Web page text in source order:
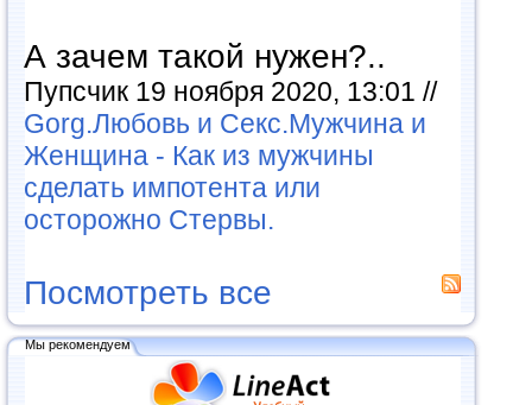
А зачем такой нужен?..
Пупсчик 19 ноября 2020, 13:01 //
Gorg.Любовь и Секс.Мужчина и
Женщина - Как из мужчины
сделать импотента или
осторожно Стервы.
Посмотреть все
Мы рекомендуем